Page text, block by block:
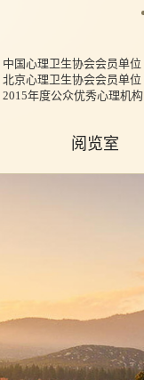
中国心理卫生协会会员单位
北京心理卫生协会会员单位
2015年度公众优秀心理机构
阅览室